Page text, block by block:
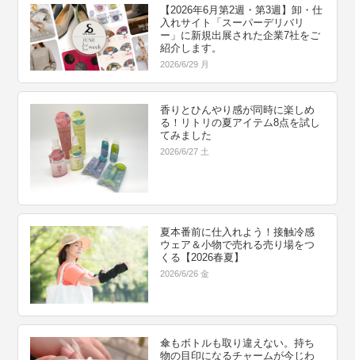
【2026年6月第2週・第3週】卸・仕
入れサイト「スーパーデリバリ
ー」に新規出展された企業7社をご
紹介します。
2026/6/29 月
香りとひんやり感が同時に楽しめ
る！リトリの夏アイテム8点を試し
てみました
2026/6/27 土
夏本番前に仕入れよう！接触冷感
ウェア＆小物で売れる売り場をつ
くる【2026春夏】
2026/6/26 金
傘もボトルも取り違えない。持ち
物の目印になるチャームが今じわ